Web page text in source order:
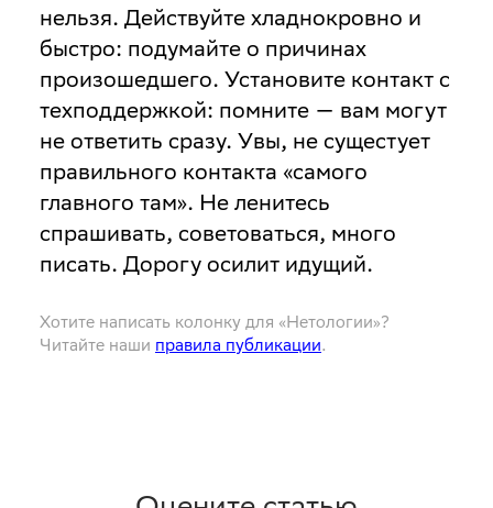
нельзя. Действуйте хладнокровно и
быстро: подумайте о причинах
произошедшего. Установите контакт с
техподдержкой: помните — вам могут
не ответить сразу. Увы, не сущестует
правильного контакта «самого
главного там». Не ленитесь
спрашивать, советоваться, много
писать. Дорогу осилит идущий.
Хотите написать колонку для «Нетологии»?
Читайте наши правила публикации.